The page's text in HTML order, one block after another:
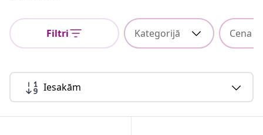
Filtri Kategorijā Cena
Iesakām